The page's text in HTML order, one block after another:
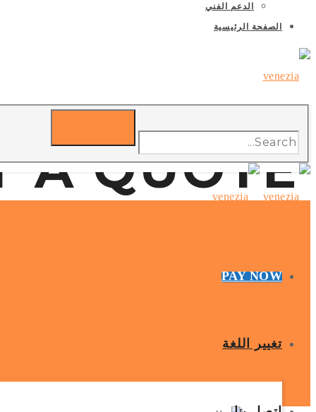
الدعم الفني
الصفحة الرئيسية
PAY NOW
تغيير اللغة
A QUOTE